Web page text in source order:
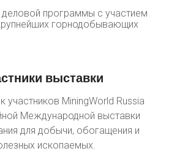
деловой программы с участием
горнодобывающих
выставки
участников MiningWorld Russia
Международной выставки
для добычи, обогащения и
ископаемых.